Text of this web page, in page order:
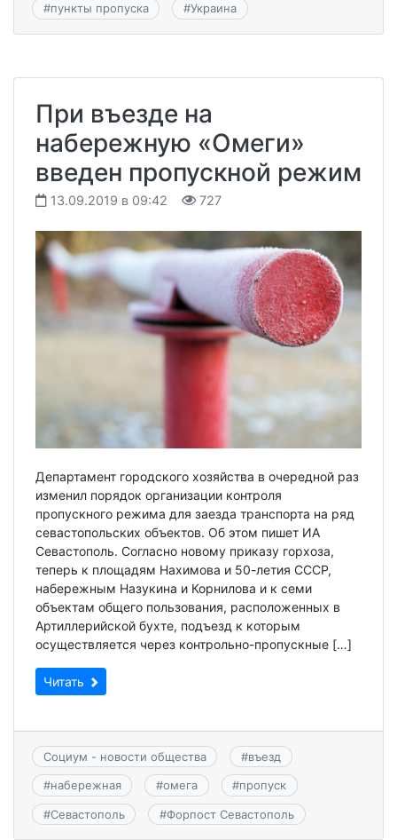
#пункты пропуска #Украина
При въезде на
набережную «Омеги»
введен пропускной режим
13.09.2019 в 09:42 727
Департамент городского хозяйства в очередной раз
изменил порядок организации контроля
пропускного режима для заезда транспорта на ряд
севастопольских объектов. Об этом пишет ИА
Севастополь. Согласно новому приказу горхоза,
теперь к площадям Нахимова и 50-летия СССР,
набережным Назукина и Корнилова и к семи
объектам общего пользования, расположенных в
Артиллерийской бухте, подъезд к которым
осуществляется через контрольно-пропускные […]
Читать
Социум - новости общества #въезд
#набережная #омега #пропуск
#Севастополь #Форпост Севастополь